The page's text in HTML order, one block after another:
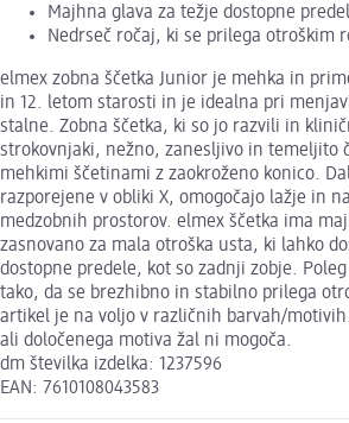
Majhna glava za težje dostopne
Nedrseč ročaj, ki se prilega otroškim
elmex zobna ščetka Junior je mehka in
in 12. letom starosti in je idealna pri
stalne. Zobna ščetka, ki so jo razvili in
strokovnjaki, nežno, zanesljivo in temeljito
mehkimi ščetinami z zaokroženo konico.
razporejene v obliki X, omogočajo lažje in
medzobnih prostorov. elmex ščetka ima
zasnovano za mala otroška usta, ki lahko
dostopne predele, kot so zadnji zobje.
tako, da se brezhibno in stabilno prilega
artikel je na voljo v različnih barvah/
ali določenega motiva žal ni mogoča.
dm številka izdelka: 1237596
EAN: 7610108043583